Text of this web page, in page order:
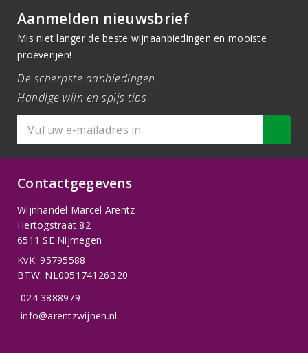
Aanmelden nieuwsbrief
Mis niet langer de beste wijnaanbiedingen en mooiste
proeverijen!
De scherpste aanbiedingen
Handige wijn en spijs tips
Contactgegevens
Wijnhandel Marcel Arentz
Hertogstraat 82
6511 SE Nijmegen
KvK: 95795588
BTW: NL005174126B20
024 3888979
info@arentzwijnen.nl